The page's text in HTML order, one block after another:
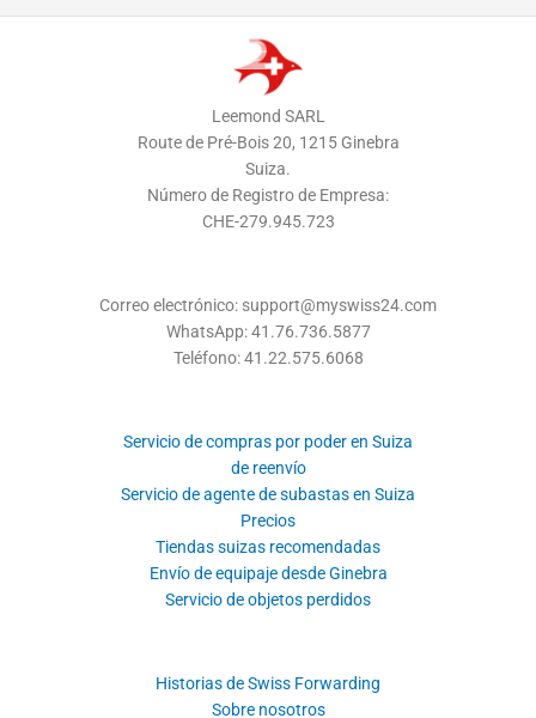
Leemond SARL
Route de Pré-Bois 20, 1215 Ginebra
Suiza.
Número de Registro de Empresa:
CHE-279.945.723
Correo electrónico: support@myswiss24.com
WhatsApp: 41.76.736.5877
Teléfono: 41.22.575.6068
Servicio de compras por poder en Suiza
de reenvío
Servicio de agente de subastas en Suiza
Precios
Tiendas suizas recomendadas
Envío de equipaje desde Ginebra
Servicio de objetos perdidos
Historias de Swiss Forwarding
Sobre nosotros